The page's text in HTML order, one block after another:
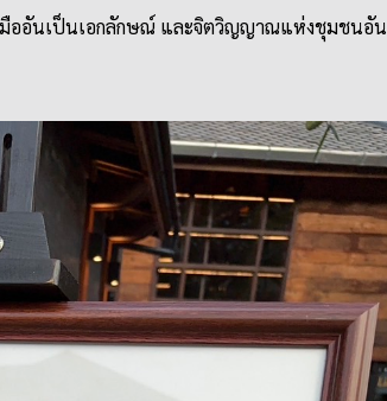
ออันเป็นเอกลักษณ์ และจิตวิญญาณแห่งชุมชนอัน